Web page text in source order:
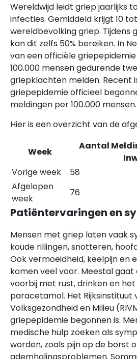
Wereldwijd leidt griep jaarlijks
infecties. Gemiddeld krijgt 10
wereldbevolking griep. Tijdens
kan dit zelfs 50% bereiken. In
van een officiële
100.000 mensen gedurende
griepklachten melden. Recent
griepepidemie officieel
meldingen per 100.000 mensen.
Hier is een overzicht van de
Week
Aantal
Vorige week
58
Afgelopen
week
76
Patiëntervaringen en
Mensen met griep laten vaak
koude rillingen, snotteren,
Ook vermoeidheid, keelpijn en
komen veel voor. Meestal gaat
voorbij met rust, drinken en
paracetamol. Het Rijksinstituut
Volksgezondheid en Milieu
griepepidemie begonnen is.
medische hulp zoeken als
worden, zoals pijn op de borst
ademhalingsproblemen.